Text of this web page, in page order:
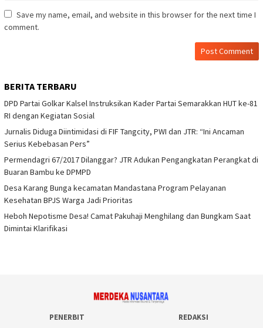
Save my name, email, and website in this browser for the next time I
comment.
BERITA TERBARU
DPD Partai Golkar Kalsel Instruksikan Kader Partai Semarakkan HUT ke-81
RI dengan Kegiatan Sosial
Jurnalis Diduga Diintimidasi di FIF Tangcity, PWI dan JTR: “Ini Ancaman
Serius Kebebasan Pers”
Permendagri 67/2017 Dilanggar? JTR Adukan Pengangkatan Perangkat di
Buaran Bambu ke DPMPD
Desa Karang Bunga kecamatan Mandastana Program Pelayanan
Kesehatan BPJS Warga Jadi Prioritas
Heboh Nepotisme Desa! Camat Pakuhaji Menghilang dan Bungkam Saat
Dimintai Klarifikasi
PENERBIT REDAKSI